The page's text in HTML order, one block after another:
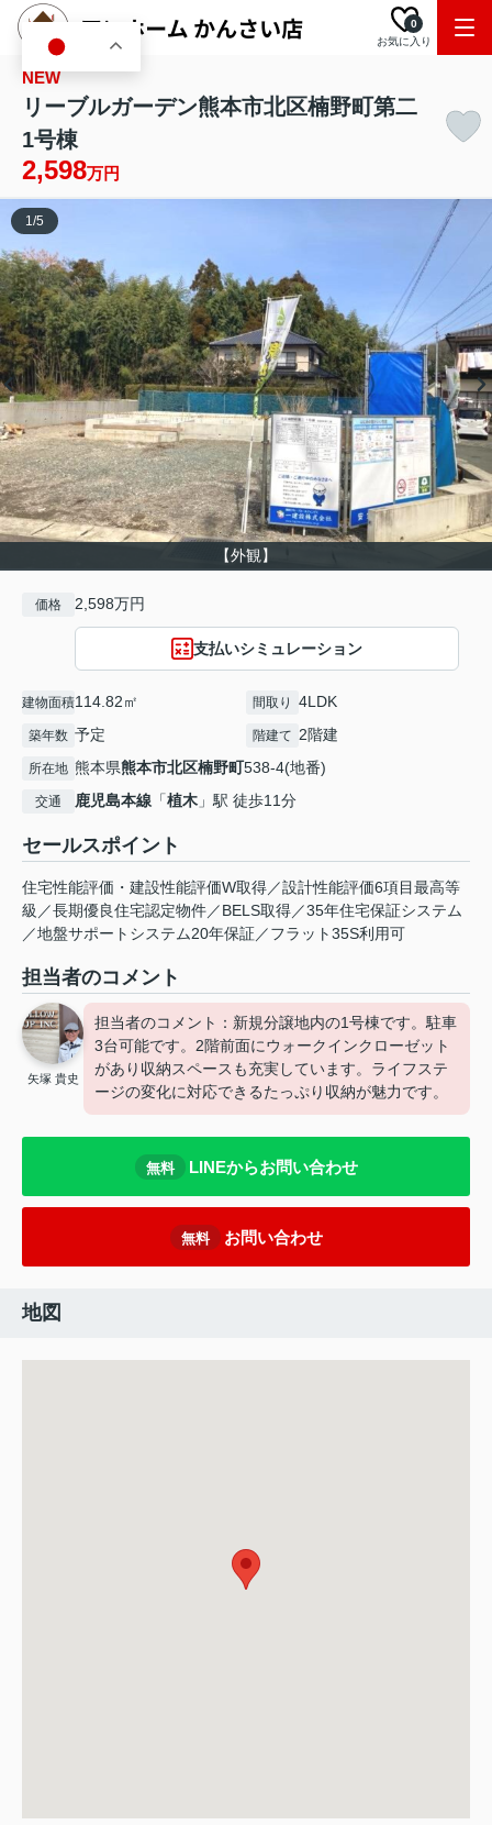
お気に入り
0
NEW
リーブルガーデン熊本市北区楠野町第二
1号棟
2,598万円
【外観】
1/5
価格 2,598万円
支払いシミュレーション
建物面積114.82㎡ 間取り 4LDK
築年数 予定 階建て 2階建
所在地 熊本県熊本市北区楠野町538-4(地番)
交通 鹿児島本線 「植木 」駅 徒歩11分
セールスポイント
住宅性能評価・建設性能評価W取得／設計性能評価6項目最高等
級／長期優良住宅認定物件／BELS取得／35年住宅保証システム
／地盤サポートシステム20年保証／フラット35S利用可
担当者のコメント
矢塚 貴史
担当者のコメント：新規分譲地内の1号棟です。駐車
3台可能です。2階前面にウォークインクローゼット
があり収納スペースも充実しています。ライフステ
ージの変化に対応できるたっぷり収納が魅力です。
無料 LINEからお問い合わせ
無料 お問い合わせ
地図